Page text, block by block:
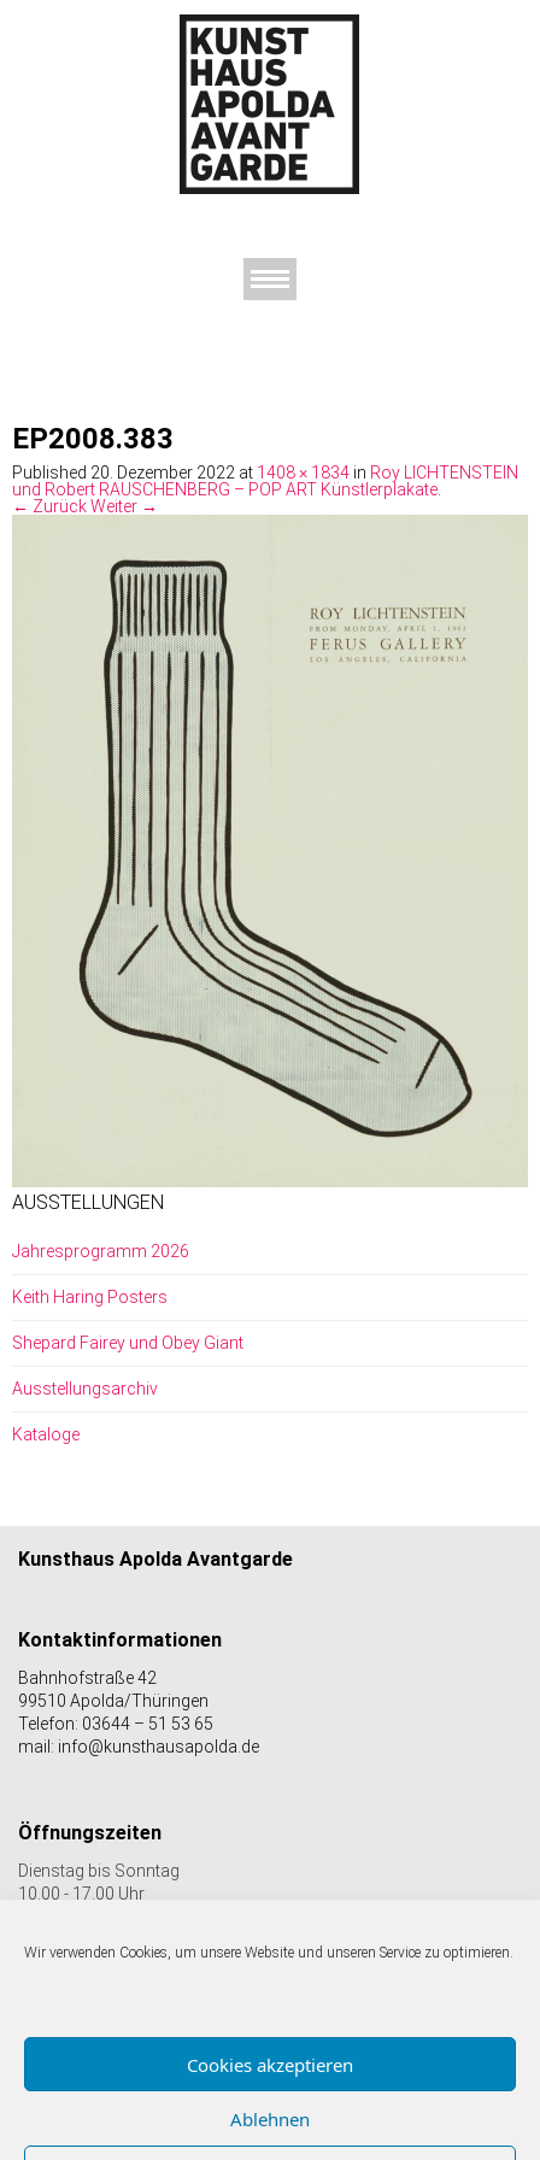
Wir verwenden Cookies, um unsere Website und unseren Service zu optimieren.
Cookies akzeptieren
Ablehnen
EP2008.383
Published 20. Dezember 2022 at 1408 × 1834 in Roy LICHTENSTEIN
und Robert RAUSCHENBERG – POP ART Künstlerplakate.
← ZurückWeiter →
AUSSTELLUNGEN
Jahresprogramm 2026
Keith Haring Posters
Shepard Fairey und Obey Giant
Ausstellungsarchiv
Kataloge
Kunsthaus Apolda Avantgarde
Kontaktinformationen
Bahnhofstraße 42
99510 Apolda/Thüringen
Telefon: 03644 – 51 53 65
mail: info@kunsthausapolda.de
Öffnungszeiten
Dienstag bis Sonntag
10.00 - 17.00 Uhr